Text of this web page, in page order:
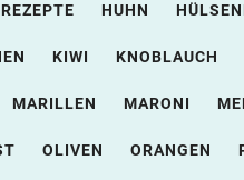
HUHN
KIWI KNOBLAUCH
MARILLEN MARONI
OLIVEN ORANGEN